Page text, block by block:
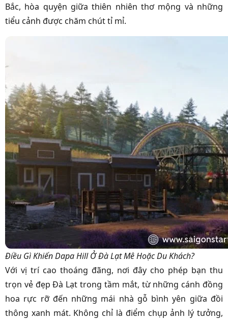
Bắc, hòa quyện giữa thiên nhiên thơ mộng và những
tiểu cảnh được chăm chút tỉ mỉ.
Điều Gì Khiến Dapa Hill Ở Đà Lạt Mê Hoặc Du Khách?
Với vị trí cao thoáng đãng, nơi đây cho phép bạn thu
trọn vẻ đẹp Đà Lạt trong tầm mắt, từ những cánh đồng
hoa rực rỡ đến những mái nhà gỗ bình yên giữa đồi
thông xanh mát. Không chỉ là điểm chụp ảnh lý tưởng,